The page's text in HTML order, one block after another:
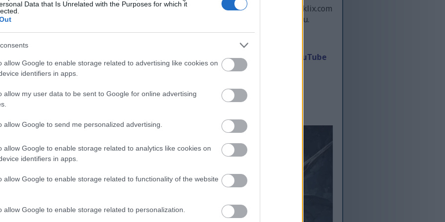
Data that Is Unrelated with the Purposes for which it
allow Google to enable storage related to advertising like cookies on
identifiers in apps.
allow my user data to be sent to Google for online advertising
allow Google to send me personalized advertising.
allow Google to enable storage related to analytics like cookies on
identifiers in apps.
allow Google to enable storage related to functionality of the website
allow Google to enable storage related to personalization.
d'aquest vídeo de Valiant Gargoyles. Gràcies per veure'l. Visiteu el canal o miklix.com
podríeu considerar ser completament genial si feu un "M'agrada" i us subscriviu.
gaudiu del joc!
que ets completament genial fent clic a "M'agrada" i subscrivint-te a
YouTube
lluita contra el cap